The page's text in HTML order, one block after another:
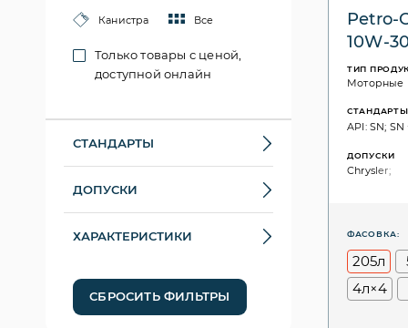
Канистра Все
Только товары с ценой,
доступной онлайн
СТАНДАРТЫ
ДОПУСКИ
ХАРАКТЕРИСТИКИ
СБРОСИТЬ ФИЛЬТРЫ
Petro-
10W-
ТИП
Моторные
СТАНДАРТЫ
API: SN; SN
ДОПУСКИ
Chrysler;
ФАСОВКА:
205л
4л×4